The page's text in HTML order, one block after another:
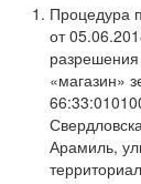
Процедура
от
«магазин»
Арамиль,